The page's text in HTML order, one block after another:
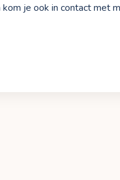
je ook in contact met